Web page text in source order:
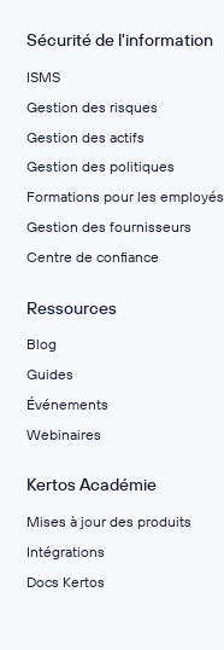
Sécurité de l'information
ISMS
Gestion des risques
Gestion des actifs
Gestion des politiques
Formations pour les employés
Gestion des fournisseurs
Centre de confiance
Ressources
Blog
Guides
Événements
Webinaires
Kertos Académie
Mises à jour des produits
Intégrations
Docs Kertos